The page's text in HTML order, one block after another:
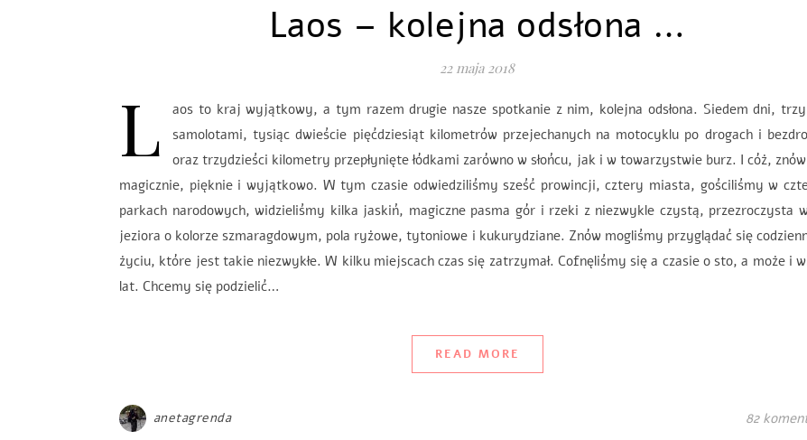
Laos – kolejna odsłona …
22 maja 2018
L
aos to kraj wyjątkowy, a tym razem drugie nasze spotkanie z nim, kolejna odsłona. Siedem dni,
samolotami, tysiąc dwieście pięćdziesiąt kilometrów przejechanych na motocyklu po drogach i
oraz trzydzieści kilometry przepłynięte łódkami zarówno w słońcu, jak i w towarzystwie burz. I cóż, znów
magicznie, pięknie i wyjątkowo. W tym czasie odwiedziliśmy sześć prowincji, cztery miasta, gościliśmy w
parkach narodowych, widzieliśmy kilka jaskiń, magiczne pasma gór i rzeki z niezwykle czystą, przezroczysta
jeziora o kolorze szmaragdowym, pola ryżowe, tytoniowe i kukurydziane. Znów mogliśmy przyglądać się
życiu, które jest takie niezwykłe. W kilku miejscach czas się zatrzymał. Cofnęliśmy się a czasie o sto, a może i
lat. Chcemy się podzielić…
READ MORE
anetagrenda 82